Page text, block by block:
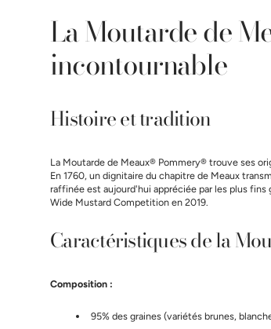
La Moutarde de
incontournable
Histoire et tradition
La Moutarde de Meaux® Pommery® trouve ses
En 1760, un dignitaire du chapitre de Meaux
raffinée est aujourd'hui appréciée par les plus
Wide Mustard Competition en 2019.
Caractéristiques de la
Composition :
95% des graines (variétés brunes,